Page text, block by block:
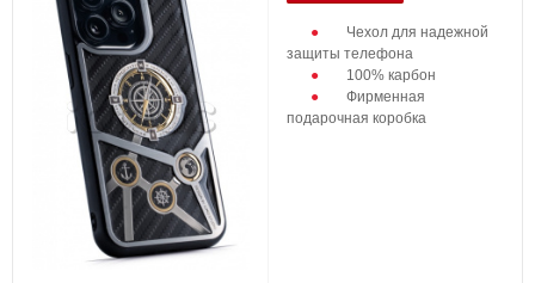
Чехол для надежной
защиты телефона
100% карбон
Фирменная
подарочная коробка